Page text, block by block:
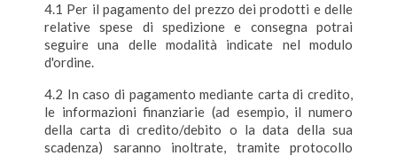
4.1 Per il pagamento del prezzo dei prodotti e delle
relative spese di spedizione e consegna potrai
seguire una delle modalità indicate nel modulo
d'ordine.
4.2 In caso di pagamento mediante carta di credito,
le informazioni finanziarie (ad esempio, il numero
della carta di credito/debito o la data della sua
scadenza) saranno inoltrate, tramite protocollo